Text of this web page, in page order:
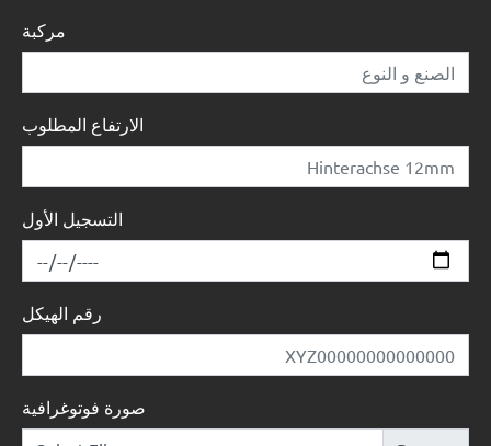
مركبة
الارتفاع المطلوب
التسجيل الأول
رقم الهيكل
صورة فوتوغرافية